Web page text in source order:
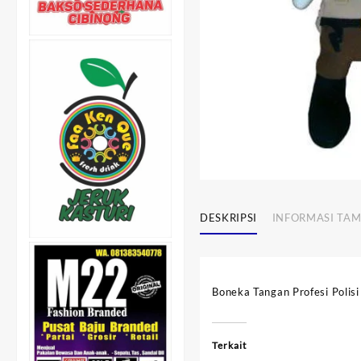
DESKRIPSI INFORMASI
Boneka Tangan Profesi Polisi
Terkait